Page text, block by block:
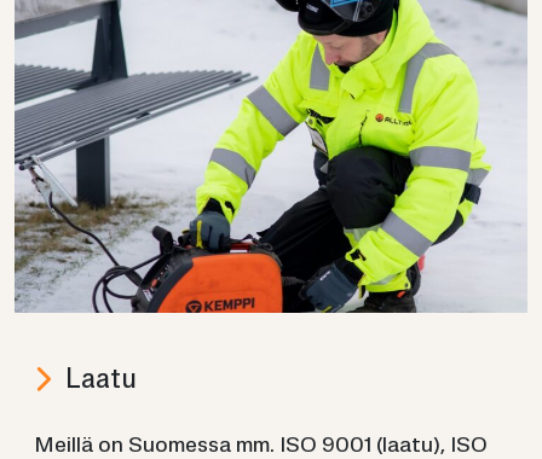
Laatu
Meil­lä on Suo­mes­sa mm. ISO 9001 (laatu), ISO